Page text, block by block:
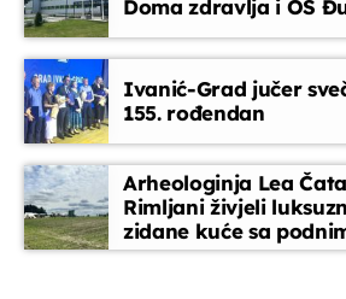
Doma zdravlja i OŠ
Ivanić-Grad jučer
155. rođendan
Arheologinja Lea
Rimljani živjeli
zidane kuće sa
oslikanim zidovima